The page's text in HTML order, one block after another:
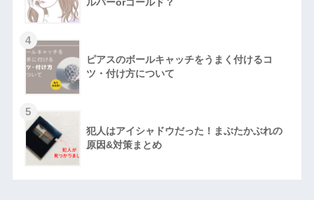
ルバーorゴールド？
4
ピアスのボールキャッチをうまく付けるコ
ツ・付け方について
5
犯人はアイシャドウだった！まぶたかぶれの
原因&対策まとめ